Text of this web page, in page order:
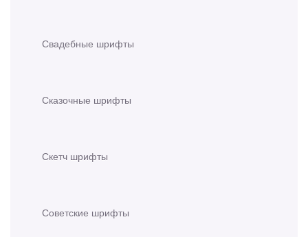
Свадебные шрифты
Сказочные шрифты
Скетч шрифты
Советские шрифты